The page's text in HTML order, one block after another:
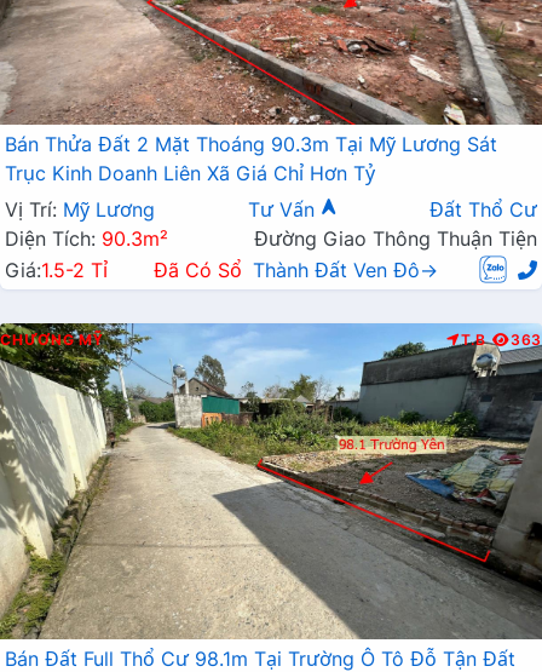
Bán Thửa Đất 2 Mặt Thoáng 90.3m Tại Mỹ Lương Sát
Trục Kinh Doanh Liên Xã Giá Chỉ Hơn Tỷ
Vị Trí: Mỹ Lương Tư Vấn
Đất Thổ Cư
Diện Tích: 90.3m²
Đường Giao Thông Thuận Tiện
Giá:1.5-2 Tỉ Đã Có Sổ Thành Đất Ven Đô→
CHƯƠNG MỸ T.B 363
Bán Đất Full Thổ Cư 98.1m Tại Trường Ô Tô Đỗ Tận Đất